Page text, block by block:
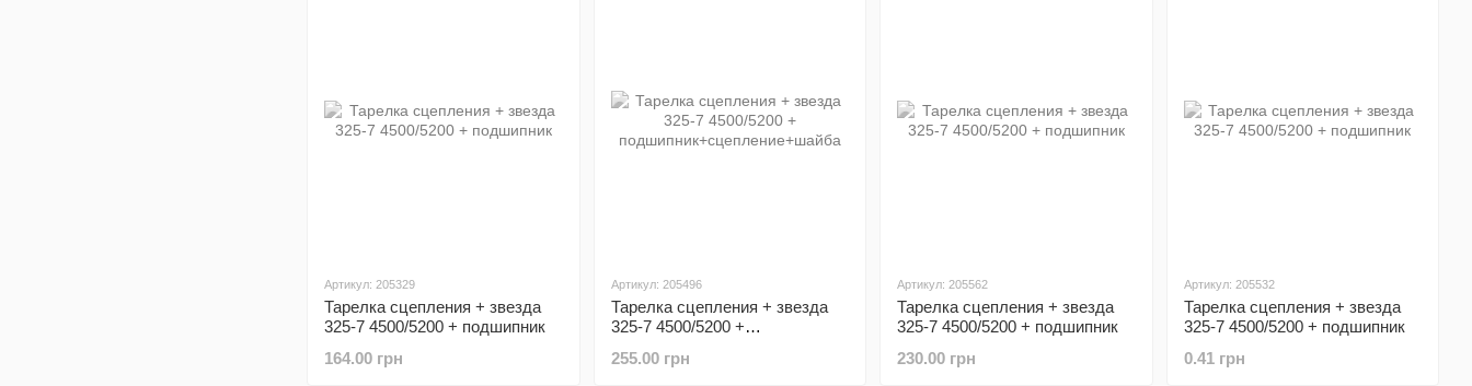
Артикул: 205329
Тарелка сцепления + звезда
325-7 4500/5200 + подшипник
164.00 грн
Артикул: 205496
Тарелка сцепления + звезда
325-7 4500/5200 +
255.00 грн
Артикул: 205562
Тарелка сцепления + звезда
325-7 4500/5200 + подшипник
230.00 грн
Артикул: 205532
Тарелка сцепления + звезда
325-7 4500/5200 + подшипник
0.41 грн